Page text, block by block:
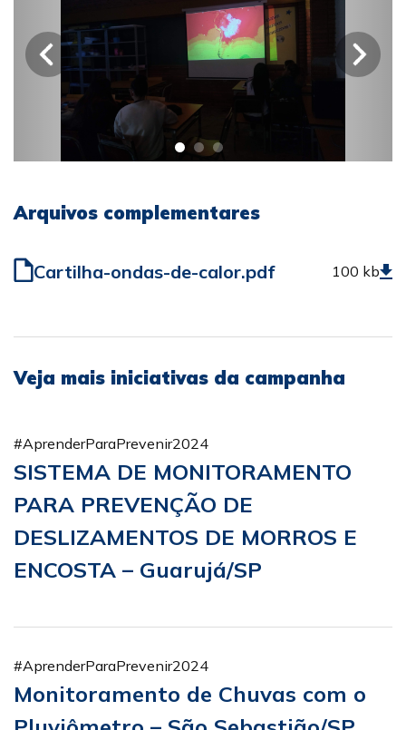
Arquivos complementares
Cartilha-ondas-de-calor.pdf 100 kb
Veja mais iniciativas da campanha
#AprenderParaPrevenir2024
SISTEMA DE MONITORAMENTO
PARA PREVENÇÃO DE
DESLIZAMENTOS DE MORROS E
ENCOSTA – Guarujá/SP
#AprenderParaPrevenir2024
Monitoramento de Chuvas com o